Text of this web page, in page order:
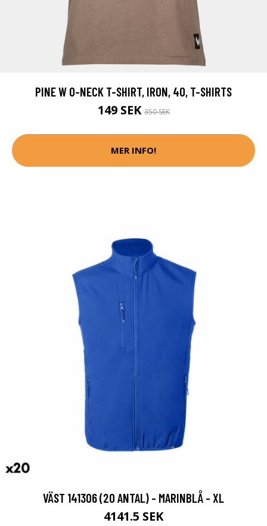
PINE W O-NECK T-SHIRT, IRON, 40, T-SHIRTS
149 SEK350 SEK
MER INFO!
VÄST 141306 (20 ANTAL) - MARINBLÅ - XL
4141.5 SEK